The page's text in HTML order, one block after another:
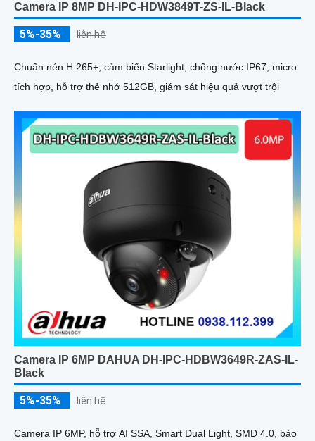
Camera IP 8MP DH-IPC-HDW3849T-ZS-IL-Black
5%-35% liên hệ
Chuẩn nén H.265+, cảm biến Starlight, chống nước IP67, micro
tích hợp, hỗ trợ thẻ nhớ 512GB, giám sát hiệu quả vượt trội
Camera IP 6MP DAHUA DH-IPC-HDBW3649R-ZAS-IL-
Black
5%-35% liên hệ
Camera IP 6MP, hỗ trợ AI SSA, Smart Dual Light, SMD 4.0, bảo